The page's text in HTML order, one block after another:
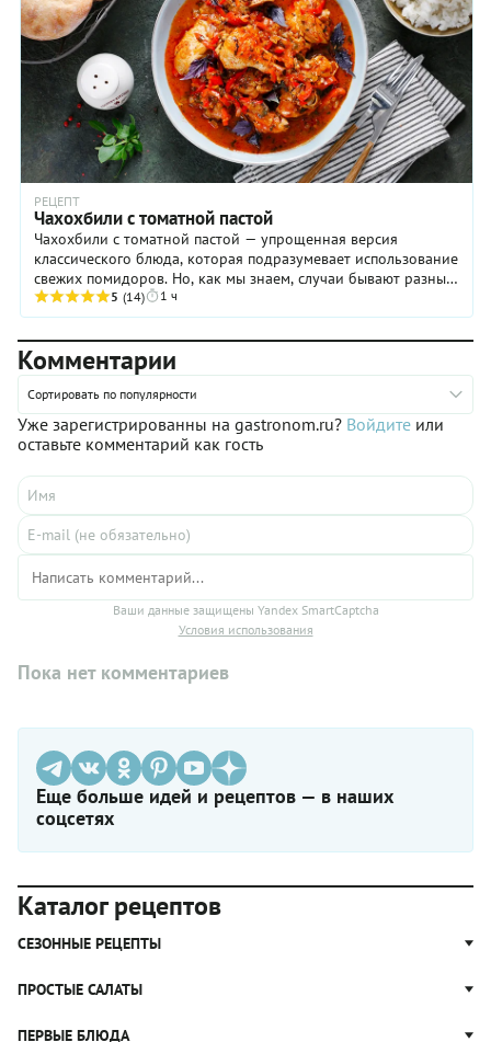
РЕЦЕПТ
Чахохбили с томатной пастой
Чахохбили с томатной пастой — упрощенная версия
классического блюда, которая подразумевает использование
свежих помидоров. Но, как мы знаем, случаи бывают разные,
и иногда приходится довольствоваться ...
5 (14) 1 ч
Комментарии
Сортировать по популярности
Уже зарегистрированны на gastronom.ru? Войдите или
оставьте комментарий как гость
Ваши данные защищены Yandex SmartCaptcha
Условия использования
Пока нет комментариев
Еще больше идей и рецептов — в наших
соцсетях
Каталог рецептов
СЕЗОННЫЕ РЕЦЕПТЫ
Рецепты из капусты
ПРОСТЫЕ САЛАТЫ
Простые салаты
ПЕРВЫЕ БЛЮДА